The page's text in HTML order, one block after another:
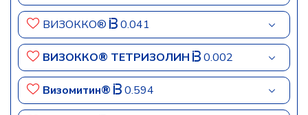
ВИЗОККО® 0.041
ВИЗОККО® ТЕТРИЗОЛИН 0.002
Визомитин® 0.594